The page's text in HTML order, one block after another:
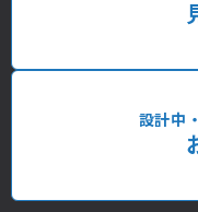
設計中